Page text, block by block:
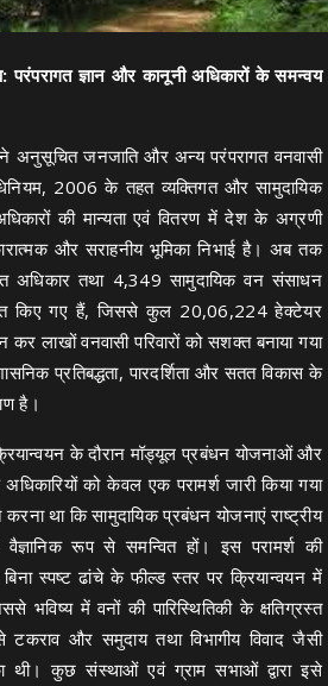
परंपरागत ज्ञान और कानूनी अधिकारों के समन्वय
ने अनुसूचित जनजाति और अन्य परंपरागत वनवासी
2006 के तहत व्यक्तिगत और सामुदायिक
की मान्यता एवं वितरण में देश के अग्रणी
और सराहनीय भूमिका निभाई है। अब तक
अधिकार तथा 4,349 सामुदायिक वन संसाधन
किए गए हैं, जिससे कुल 20,06,224 हेक्टेयर
कर लाखों वनवासी परिवारों को सशक्त बनाया गया
प्रतिबद्धता, पारदर्शिता और सतत विकास के
है।
के दौरान मॉड्यूल प्रबंधन योजनाओं और
को केवल एक परामर्श जारी किया गया
था कि सामुदायिक प्रबंधन योजनाएं राष्ट्रीय
रूप से समन्वित हों। इस परामर्श की
स्पष्ट ढांचे के फील्ड स्तर पर क्रियान्वयन में
भविष्य में वनों की पारिस्थितिकी के क्षतिग्रस्त
टकराव और समुदाय तथा विभागीय विवाद जैसी
थी। कुछ संस्थाओं एवं ग्राम सभाओं द्वारा इसे